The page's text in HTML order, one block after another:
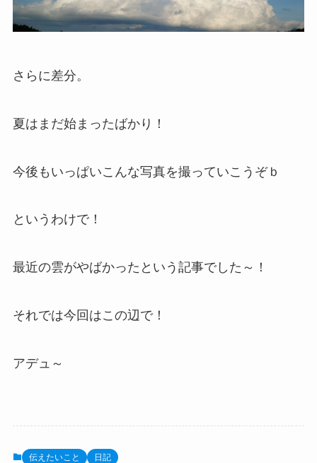
さらに差分。
夏はまだ始まったばかり！
今後もいっぱいこんな写真を撮っていこうぞｂ
というわけで！
最近の雲がやばかったという記事でした～！
それでは今回はこの辺で！
アデュ～
伝えたいこと 日記